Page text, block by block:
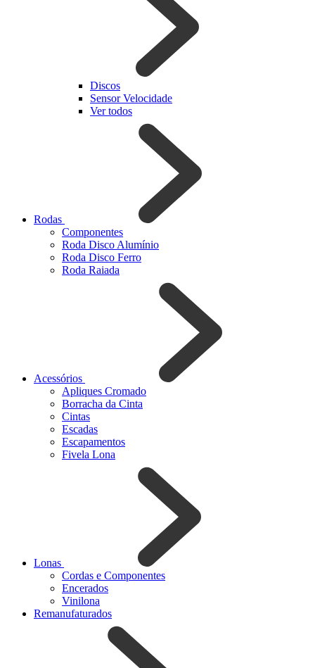
Discos
Sensor Velocidade
Ver todos
Rodas
Componentes
Roda Disco Alumínio
Roda Disco Ferro
Roda Raiada
Acessórios
Apliques Cromado
Borracha da Cinta
Cintas
Escadas
Escapamentos
Fivela Lona
Lonas
Cordas e Componentes
Encerados
Vinilona
Remanufaturados